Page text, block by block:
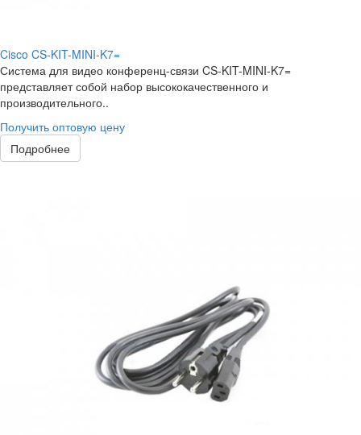
Cisco CS-KIT-MINI-K7=
Система для видео конференц-связи CS-KIT-MINI-K7=
представляет собой набор высококачественного и
производительного..
Получить оптовую цену
Подробнее